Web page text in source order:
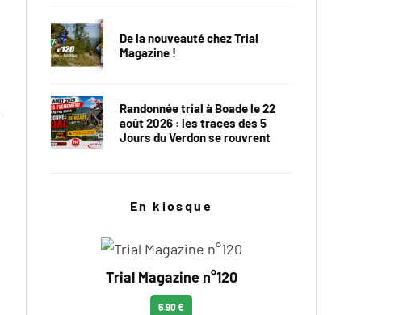
De la nouveauté chez Trial
Magazine !
Randonnée trial à Boade le 22
août 2026 : les traces des 5
Jours du Verdon se rouvrent
En kiosque
Trial Magazine n°120
6.90 €